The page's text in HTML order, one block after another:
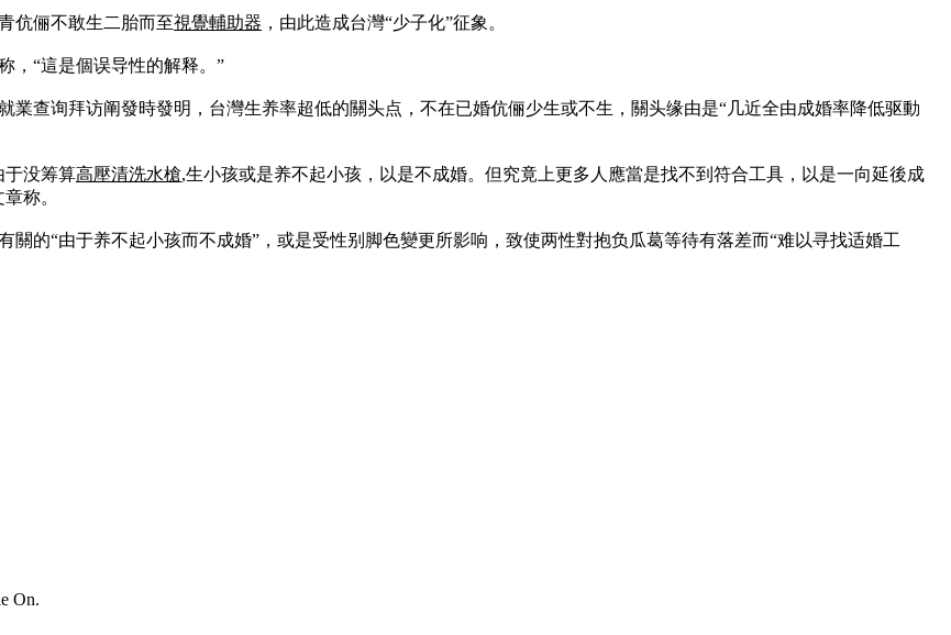
伉俪不敢生二胎而至視覺輔助器 ，由此造成台灣“少子化”征象。
，“這是個误导性的解释。”
業查询拜访阐發時發明，台灣生养率超低的關头点，不在已婚伉俪少生或不生，關头缘由是“几近全由成婚率降低驱動
于没筹算高壓清洗水槍,生小孩或是养不起小孩，以是不成婚。但究竟上更多人應當是找不到符合工具，以是一向延後成
称。
關的“由于养不起小孩而不成婚”，或是受性别脚色變更所影响，致使两性對抱负瓜葛等待有落差而“难以寻找适婚工
On.